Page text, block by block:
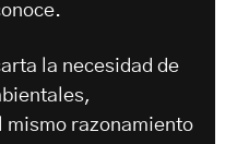
la necesidad de
mismo razonamiento